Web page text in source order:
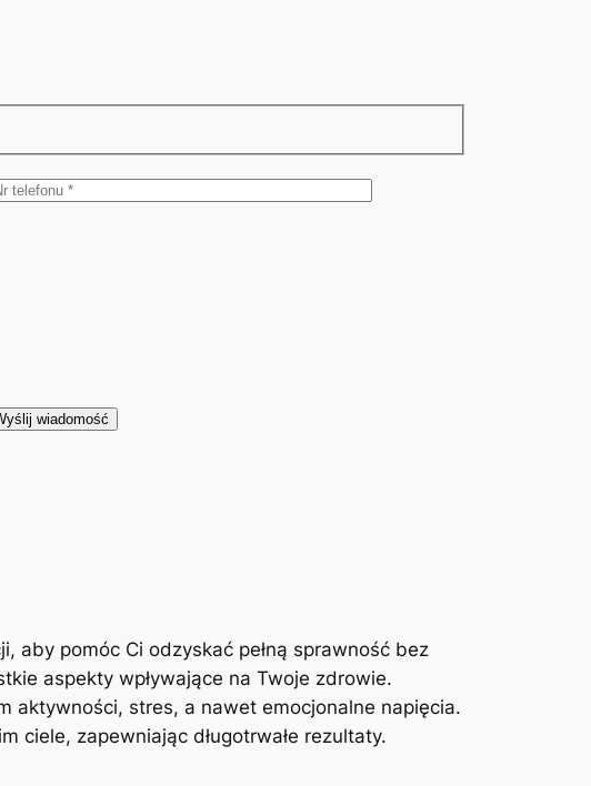
aby pomóc Ci odzyskać pełną sprawność bez
aspekty wpływające na Twoje zdrowie.
aktywności, stres, a nawet emocjonalne napięcia.
ciele, zapewniając długotrwałe rezultaty.